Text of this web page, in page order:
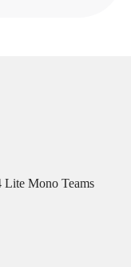
Lite Mono Teams